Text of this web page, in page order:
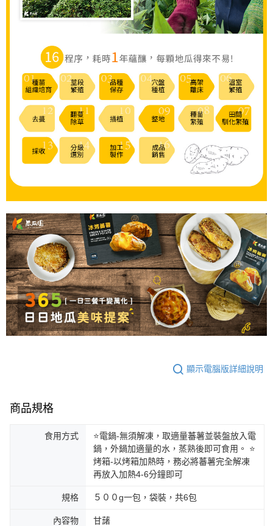
顯示電腦版詳細說明
商品規格
食用方式
⭐電鍋-無須解凍，取適量蕃薯並裝盤放入電
鍋，外鍋加適量的水，蒸熟後即可食用。 ⭐
烤箱-以烤箱加熱時，務必將蕃薯完全解凍
再放入加熱4-6分鐘即可
規格 ５００g一包，袋裝，共6包
內容物 甘藷